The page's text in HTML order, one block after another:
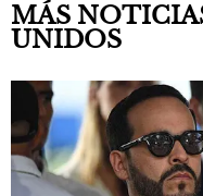
MÁS
UNIDOS